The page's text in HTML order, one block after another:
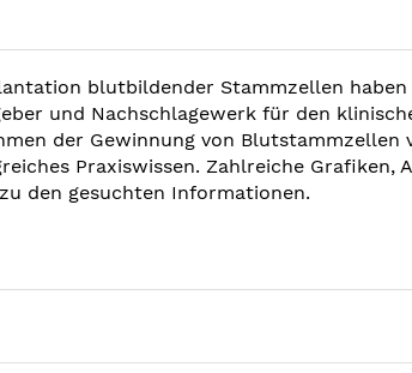
blutbildender Stammzellen
und Nachschlagewerk für den
der Gewinnung von
Praxiswissen. Zahlreiche
den gesuchten Informationen.